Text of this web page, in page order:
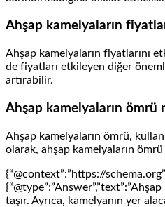
Ahşap kamelyaların
Ahşap kamelyaların fiyatlarını
de fiyatları etkileyen diğer
artırabilir.
Ahşap kamelyaların ömrü
Ahşap kamelyaların ömrü,
olarak, ahşap kamelyaların
{“@context”:”https://
taşır. Ayrıca, kamelyanın yer